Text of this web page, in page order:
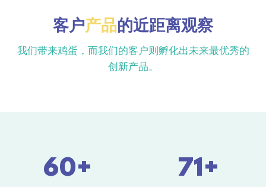
客户产品 的近距离观察
我们带来鸡蛋，而我们的客户则孵化出未来最优秀的
创新产品。
60+ 71+